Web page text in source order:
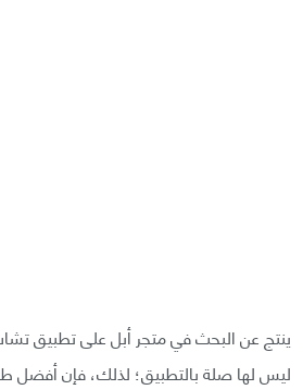
ينتج عن البحث في متجر أبل على تطبيق
ليس لها صلة بالتطبيق؛ لذلك، فإن أفضل